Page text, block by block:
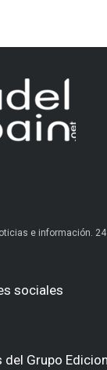
e información.
sociales
Grupo